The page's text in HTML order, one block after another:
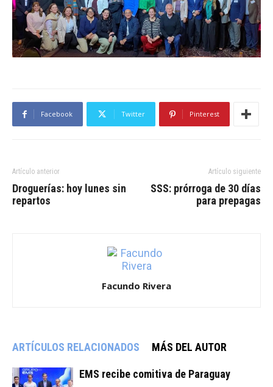
Facebook Twitter Pinterest
Artículo anterior
Droguerías: hoy lunes sin
repartos
Artículo siguiente
SSS: prórroga de 30 días
para prepagas
Facundo Rivera
ARTÍCULOS RELACIONADOS MÁS DEL AUTOR
EMS recibe comitiva de Paraguay